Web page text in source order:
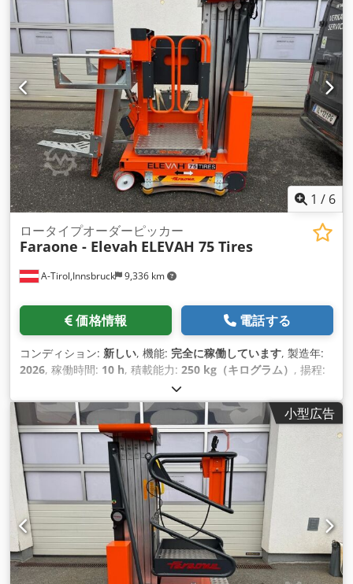
1 / 6
A-Tirol,Innsbruck 9,336 km
ロータイプオーダーピッカー
Faraone - Elevah ELEVAH 75 Tires
価格情報 電話する
コンディション: 新しい, 機能: 完全に稼働しています, 製造年:
2026, 稼働時間: 10 h, 積載能力: 250 kg（キログラム） , 揚程:
, マスト型式:
設高:1,960 mm, フォークキャリッジ幅:760 mm, フォーク長:
460 mm
, 空車重量: 1,270 kg（キログラム） , 全長: 2,080
mm, 駆動方式:Elektro, 建設幅:780 mm,
小型広告